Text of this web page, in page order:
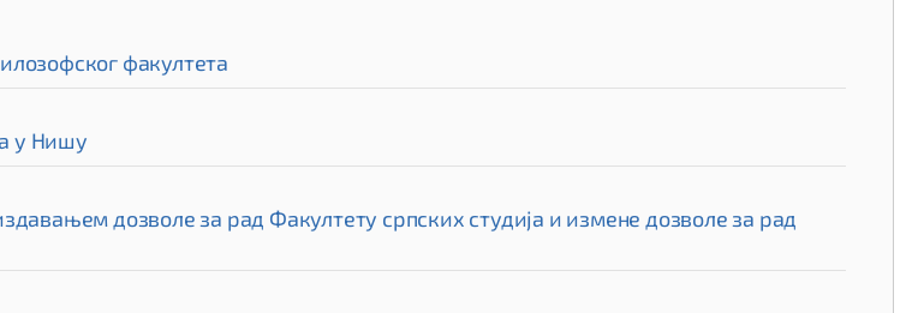
факултета
у Нишу
дозволе за рад Факултету српских студија и измене дозволе за рад